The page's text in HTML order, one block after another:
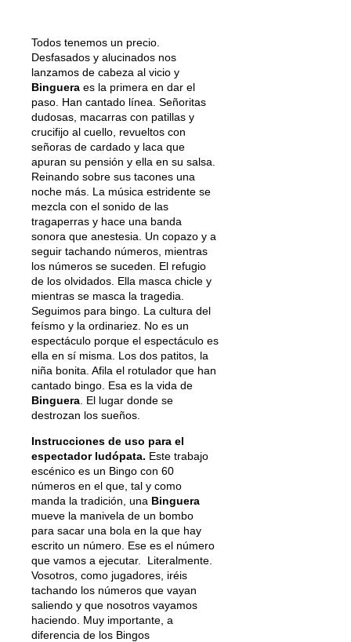
Todos tenemos un precio.
Desfasados y alucinados nos
lanzamos de cabeza al vicio y
Binguera es la primera en dar el
paso. Han cantado línea. Señoritas
dudosas, macarras con patillas y
crucifijo al cuello, revueltos con
señoras de cardado y laca que
apuran su pensión y ella en su salsa.
Reinando sobre sus tacones una
noche más. La música estridente se
mezcla con el sonido de las
tragaperras y hace una banda
sonora que anestesia. Un copazo y a
seguir tachando números, mientras
los números se suceden. El refugio
de los olvidados. Ella masca chicle y
mientras se masca la tragedia.
Seguimos para bingo. La cultura del
feísmo y la ordinariez. No es un
espectáculo porque el espectáculo es
ella en sí misma. Los dos patitos, la
niña bonita. Afila el rotulador que han
cantado bingo. Esa es la vida de
Binguera . El lugar donde se
destrozan los sueños.
Instrucciones de uso para el
espectador ludópata. Este trabajo
escénico es un Bingo con 60
números en el que, tal y como
manda la tradición, una Binguera
mueve la manivela de un bombo
para sacar una bola en la que hay
escrito un número. Ese es el número
que vamos a ejecutar. Literalmente.
Vosotros, como jugadores, iréis
tachando los números que vayan
saliendo y que nosotros vayamos
haciendo. Muy importante, a
diferencia de los Bingos